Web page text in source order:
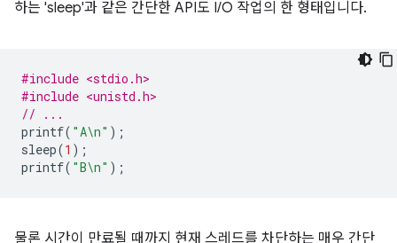
하는 'sleep'과 같은 간단한 API도 I/O 작업의 한 형태입니다.
#include <stdio.h>
#include <unistd.h>
// ...
printf( "A\n" );
sleep(1 );
printf( "B\n" );
물론 시간이 만료될 때까지 현재 스레드를 차단하는 매우 간단